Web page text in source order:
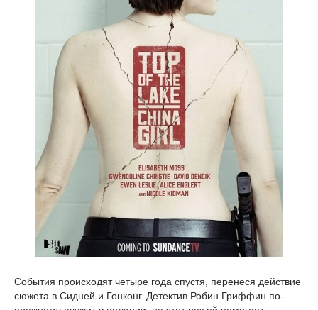
События происходят четыре года спустя, перенеся действие
сюжета в Сидней и Гонконг. Детектив Робин Гриффин по-